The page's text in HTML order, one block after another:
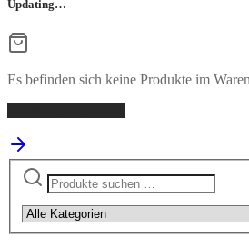
Updating…
Es befinden sich keine Produkte im
Suchen
nach: